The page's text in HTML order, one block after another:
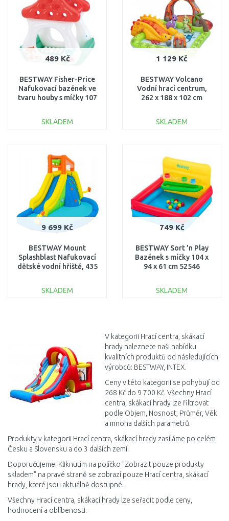
489 Kč
BESTWAY Fisher-Price
Nafukovací bazének ve
tvaru houby s míčky 107
SKLADEM
Porovnat
1 129 Kč
BESTWAY Volcano
Vodní hrací centrum,
262 x 188 x 102 cm
SKLADEM
Porovnat
9 699 Kč
BESTWAY Mount
Splashblast Nafukovací
dětské vodní hřiště, 435
SKLADEM
749 Kč
BESTWAY Sort 'n Play
Bazének s míčky 104 x
94 x 61 cm 52546
SKLADEM
V kategorii Hrací centra, skákací
hrady naleznete naši nabídku
kvalitních produktů od následujících
výrobců: BESTWAY, INTEX.
Ceny v této kategorii se pohybují od
268 Kč do 9 700 Kč. Všechny Hrací
centra, skákací hrady lze filtrovat
podle Objem, Nosnost, Průměr, Věk
a mnoha dalších parametrů.
Produkty v kategorii Hrací centra, skákací hrady zasíláme po celém
Česku a Slovensku a do 3 dalších zemí.
Doporučujeme: Kliknutím na políčko "Zobrazit pouze produkty
skladem" na pravé straně se zobrazí pouze Hrací centra, skákací
hrady, které jsou aktuálně dostupné.
Všechny Hrací centra, skákací hrady lze seřadit podle ceny,
hodnocení a oblíbenosti.